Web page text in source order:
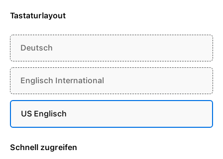
Tastaturlayout
Deutsch
Englisch International
US Englisch
Schnell zugreifen